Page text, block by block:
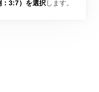
：3:7）を選択します。